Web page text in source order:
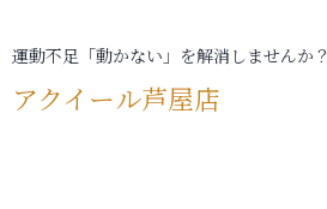
運動不足「動かない」を解消しませんか？
アクイール芦屋店